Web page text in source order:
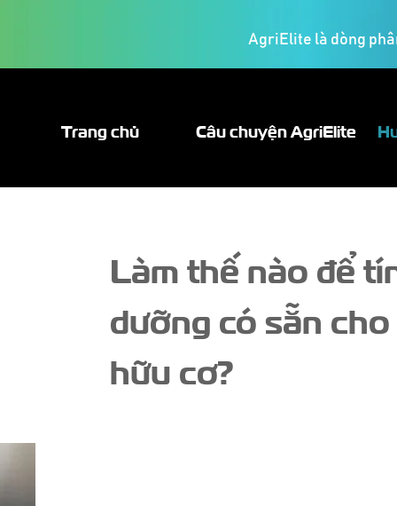
AgriElite là dòng
Trang chủ Câu chuyện AgriElite
Làm thế nào để
dưỡng có sẵn
hữu cơ?